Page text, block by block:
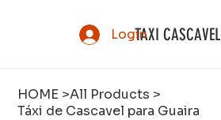
TAXI CASCAVEL
Login
HOME >All Products >
Táxi de Cascavel para Guaira